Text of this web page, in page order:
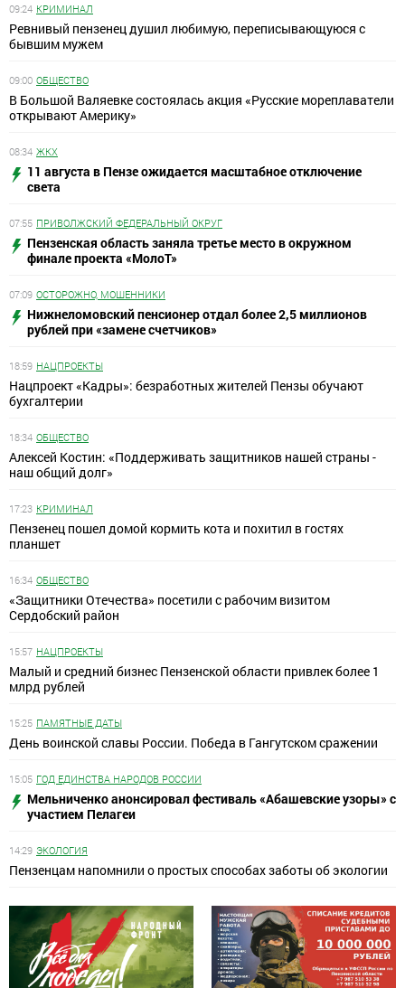
09:24 КРИМИНАЛ
Ревнивый пензенец душил любимую, переписывающуюся с
бывшим мужем
09:00 ОБЩЕСТВО
В Большой Валяевке состоялась акция «Русские мореплаватели
открывают Америку»
08:34 ЖКХ
11 августа в Пензе ожидается масштабное отключение
света
07:55 ПРИВОЛЖСКИЙ ФЕДЕРАЛЬНЫЙ ОКРУГ
Пензенская область заняла третье место в окружном
финале проекта «МолоТ»
07:09 ОСТОРОЖНО, МОШЕННИКИ
Нижнеломовский пенсионер отдал более 2,5 миллионов
рублей при «замене счетчиков»
18:59 НАЦПРОЕКТЫ
Нацпроект «Кадры»: безработных жителей Пензы обучают
бухгалтерии
18:34 ОБЩЕСТВО
Алексей Костин: «Поддерживать защитников нашей страны -
наш общий долг»
17:23 КРИМИНАЛ
Пензенец пошел домой кормить кота и похитил в гостях
планшет
16:34 ОБЩЕСТВО
«Защитники Отечества» посетили с рабочим визитом
Сердобский район
15:57 НАЦПРОЕКТЫ
Малый и средний бизнес Пензенской области привлек более 1
млрд рублей
15:25 ПАМЯТНЫЕ ДАТЫ
День воинской славы России. Победа в Гангутском сражении
15:05 ГОД ЕДИНСТВА НАРОДОВ РОССИИ
Мельниченко анонсировал фестиваль «Абашевские узоры» с
участием Пелагеи
14:29 ЭКОЛОГИЯ
Пензенцам напомнили о простых способах заботы об экологии